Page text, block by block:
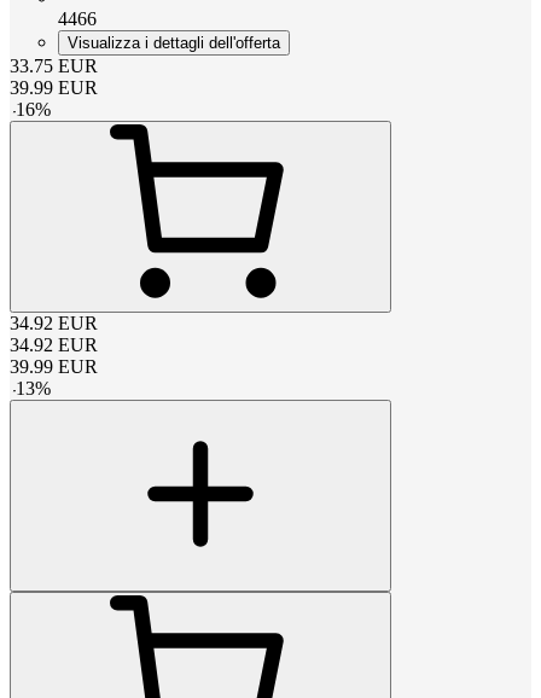
4466
Visualizza i dettagli dell'offerta
33.75 EUR
39.99 EUR
-16%
34.92 EUR
34.92 EUR
39.99 EUR
-13%